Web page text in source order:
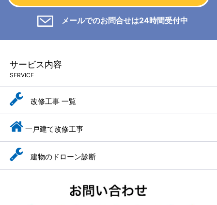
メールでのお問合せは24時間受付中
サービス内容
SERVICE
改修工事 一覧
一戸建て改修工事
建物のドローン診断